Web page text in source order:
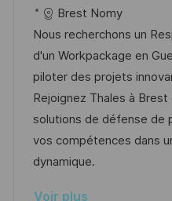
a
l
i
s
a
t
i
o
f
é
r
e
n
c
e
d
a
t
é
g
o
r
i
e
Brest Nomy
Nous recherchons un
d'un Workpackage en
piloter des projets
Rejoignez Thales à
solutions de défense de
vos compétences dans
dynamique.
Voir plus